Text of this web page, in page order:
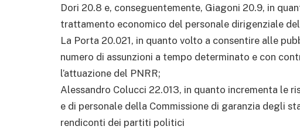
Dori 20.8 e, conseguentemente, Giagoni 20.9, in
trattamento economico del personale dirigenziale
La Porta 20.021, in quanto volto a consentire alle
numero di assunzioni a tempo determinato e con
l’attuazione del PNRR;
Alessandro Colucci 22.013, in quanto incrementa le
e di personale della Commissione di garanzia degli
rendiconti dei partiti politici